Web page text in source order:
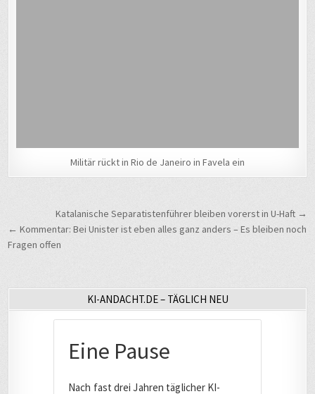
Militär rückt in Rio de Janeiro in Favela ein
Beitragsnavigation
Katalanische Separatistenführer bleiben vorerst in U-Haft →
← Kommentar: Bei Unister ist eben alles ganz anders – Es bleiben noch
Fragen offen
KI-ANDACHT.DE – TÄGLICH NEU